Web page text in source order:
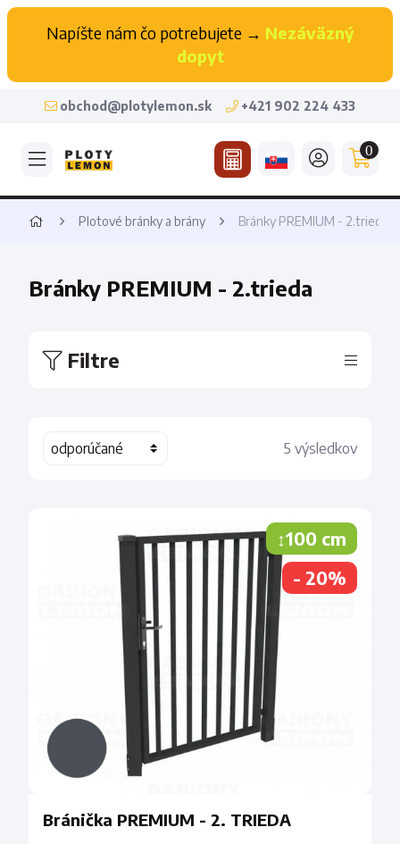
Napíšte nám čo potrebujete → Nezáväzný
dopyt
obchod@plotylemon.sk +421 902 224 433
0
Plotové bránky a brány Bránky PREMIUM - 2.trieda
Bránky PREMIUM - 2.trieda
Filtre
5 výsledkov
↕100 cm
- 20%
Bránička PREMIUM - 2. TRIEDA